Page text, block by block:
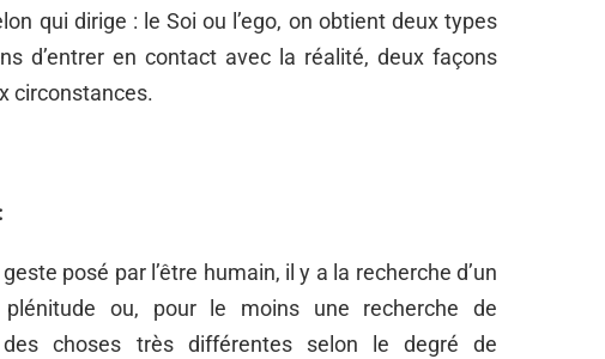
qui dirige : le Soi ou l’ego, on obtient deux types
d’entrer en contact avec la réalité, deux façons
circonstances.
posé par l’être humain, il y a la recherche d’un
plénitude ou, pour le moins une recherche de
choses très différentes selon le degré de